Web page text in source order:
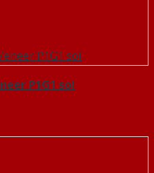
P1G1 soi